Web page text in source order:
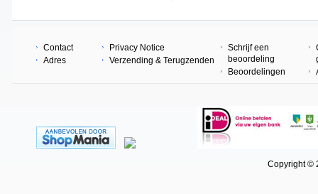
Contact
Adres
Privacy Notice
Verzending & Terugzenden
Schrijf een
beoordeling
Beoordelingen
Copyright ©